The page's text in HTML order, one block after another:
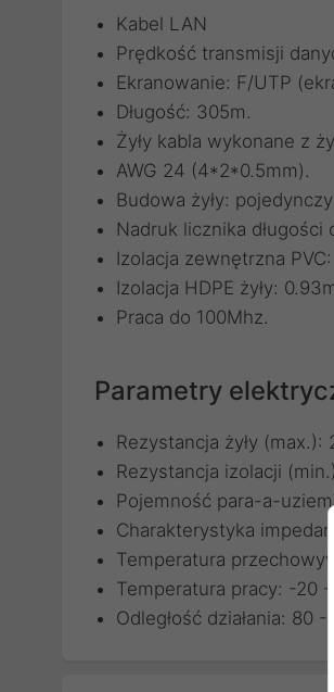
Kabel LAN
Prędkość transmisji
Ekranowanie: F/UTP
Długość: 305m.
Żyły kabla wykonane z
AWG 24 (4*2*0.5mm).
Budowa żyły:
Nadruk licznika długości
Izolacja zewnętrzna
Izolacja HDPE żyły:
Praca do 100Mhz.
Parametry
Rezystancja żyły
Rezystancja izolacji
Pojemność para-a-
Charakterystyka
Temperatura
Temperatura pracy: -20 -
Odległość działania: 80 -